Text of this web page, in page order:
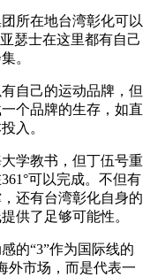
所在地台湾彰化可以
瑟士在这里都有自己
。
自己的运动品牌，但
个品牌的生存，如直
入。
学教书，但丁伍号重
可以完成。不但有
还有台湾彰化自身的
供了足够可能性。
的“3”作为国际线的
外市场，而是代表一